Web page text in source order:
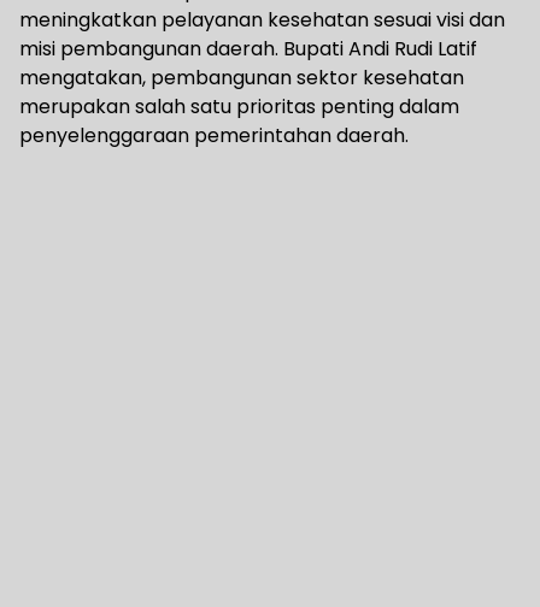
meningkatkan pelayanan kesehatan sesuai visi dan
misi pembangunan daerah. Bupati Andi Rudi Latif
mengatakan, pembangunan sektor kesehatan
merupakan salah satu prioritas penting dalam
penyelenggaraan pemerintahan daerah.